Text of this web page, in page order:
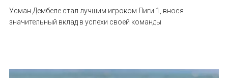
Усман Дембеле стал лучшим игроком Лиги 1, внося
значительный вклад в успехи своей команды